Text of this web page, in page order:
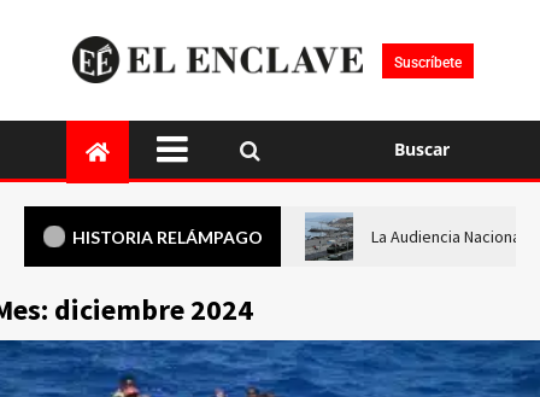
Suscríbete
Buscar
HISTORIA RELÁMPAGO La Audiencia Nacional
diciembre 2024